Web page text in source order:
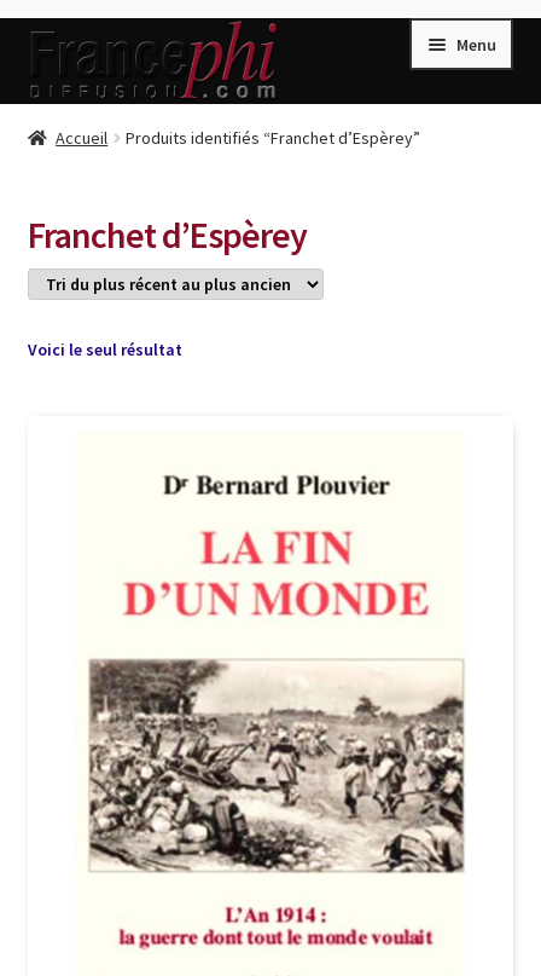
Aller
la
Aller
contenu
Menu
Accueil
Conditions de Vente
Connection
Livres de Peter Randa
Livres de Philippe Randa
Newsletter
Nous Contacter
Panier
Politique de confidentialité et cookies
Qui sommes-nous ?
Soutien à Philippe Randa
Accueil Produits identifiés “Franchet d’Espèrey”
Franchet d’Espèrey
Voici le seul résultat